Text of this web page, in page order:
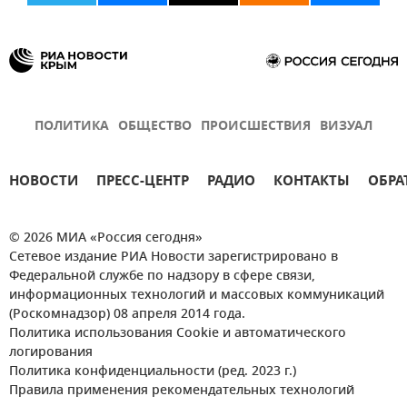
ПОЛИТИКА ОБЩЕСТВО ПРОИСШЕСТВИЯ ВИЗУАЛ
НОВОСТИ ПРЕСС-ЦЕНТР РАДИО КОНТАКТЫ
© 2026 МИА «Россия сегодня»
Сетевое издание РИА Новости зарегистрировано в
Федеральной службе по надзору в сфере связи,
информационных технологий и массовых коммуникаций
(Роскомнадзор) 08 апреля 2014 года.
Политика использования Cookie и автоматического
логирования
Политика конфиденциальности (ред. 2023 г.)
Правила применения рекомендательных технологий